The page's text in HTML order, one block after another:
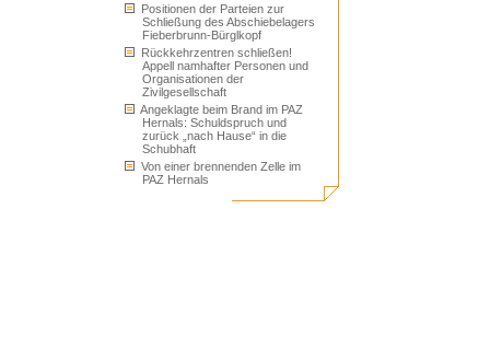
Positionen der Parteien zur
Schließung des Abschiebelagers
Fieberbrunn-Bürglkopf
Rückkehrzentren schließen!
Appell namhafter Personen und
Organisationen der
Zivilgesellschaft
Angeklagte beim Brand im PAZ
Hernals: Schuldspruch und
zurück „nach Hause“ in die
Schubhaft
Von einer brennenden Zelle im
PAZ Hernals